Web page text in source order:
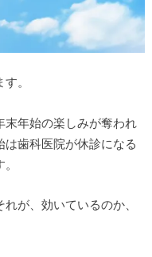
。
末年始の楽しみが奪われ
歯科医院が休診になる
が、効いているのか、